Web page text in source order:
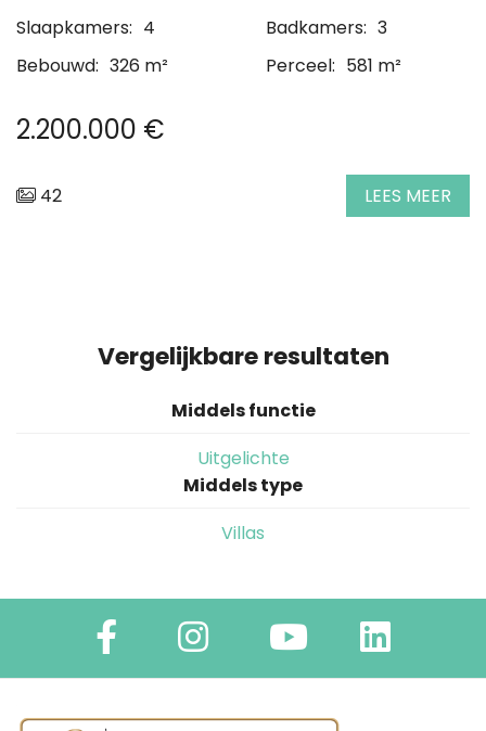
Slaapkamers: 4 Badkamers: 3
Bebouwd: 326 m² Perceel: 581 m²
2.200.000 €
42 LEES MEER
Vergelijkbare resultaten
Middels functie
Uitgelichte
Middels type
Villas